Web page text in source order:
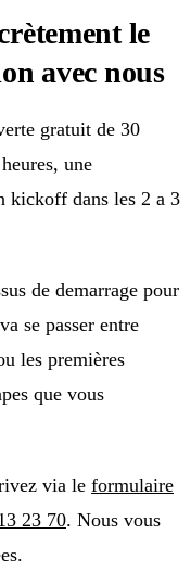
le
avec nous
gratuit de 30
une
kickoff dans les 2 a 3
de demarrage pour
se passer entre
les premières
que vous
via le formulaire
23 70. Nous vous